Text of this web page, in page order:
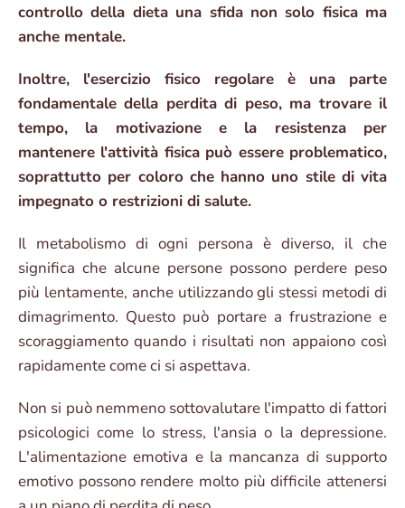
controllo della dieta una sfida non solo fisica ma
anche mentale.
Inoltre, l'esercizio fisico regolare è una parte
fondamentale della perdita di peso, ma trovare il
tempo, la motivazione e la resistenza per
mantenere l'attività fisica può essere problematico,
soprattutto per coloro che hanno uno stile di vita
impegnato o restrizioni di salute.
Il metabolismo di ogni persona è diverso, il che
significa che alcune persone possono perdere peso
più lentamente, anche utilizzando gli stessi metodi di
dimagrimento. Questo può portare a frustrazione e
scoraggiamento quando i risultati non appaiono così
rapidamente come ci si aspettava.
Non si può nemmeno sottovalutare l'impatto di fattori
psicologici come lo stress, l'ansia o la depressione.
L'alimentazione emotiva e la mancanza di supporto
emotivo possono rendere molto più difficile attenersi